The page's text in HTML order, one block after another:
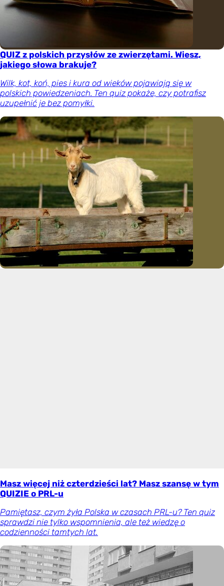
QUIZ z polskich przysłów ze zwierzętami. Wiesz,
jakiego słowa brakuje?
Wilk, kot, koń, pies i kura od wieków pojawiają się w
polskich powiedzeniach. Ten quiz pokaże, czy potrafisz
uzupełnić je bez pomyłki.
Masz więcej niż czterdzieści lat? Masz szansę w tym
QUIZIE o PRL-u
Pamiętasz, czym żyła Polska w czasach PRL-u? Ten quiz
sprawdzi nie tylko wspomnienia, ale też wiedzę o
codzienności tamtych lat.